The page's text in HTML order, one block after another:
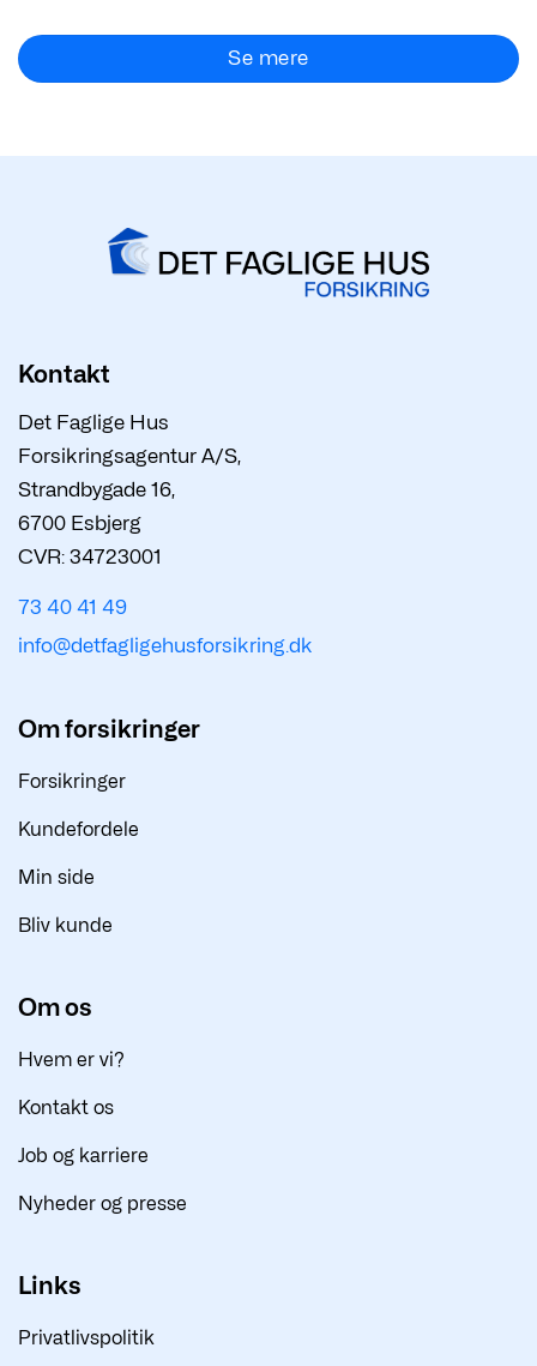
Se mere
Kontakt
Det Faglige Hus
Forsikringsagentur A/S,
Strandbygade 16,
6700 Esbjerg
CVR: 34723001
73 40 41 49
info@detfagligehusforsikring.dk
Om forsikringer
Forsikringer
Kundefordele
Min side
Bliv kunde
Om os
Hvem er vi?
Kontakt os
Job og karriere
Nyheder og presse
Links
Privatlivspolitik